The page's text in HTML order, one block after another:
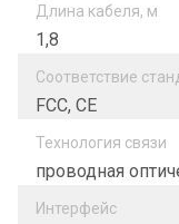
Длина кабеля, м
1,8
Соответствие
FCC, CE
Технология связи
проводная
Интерфейс